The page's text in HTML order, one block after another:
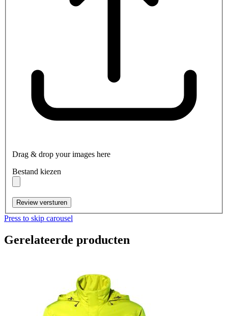
Drag & drop your images here
Bestand kiezen
Review versturen
Press to skip carousel
Gerelateerde producten